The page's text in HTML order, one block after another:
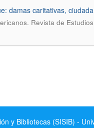
damas caritativas,
Revista de
y Bibliotecas (SISIB) -